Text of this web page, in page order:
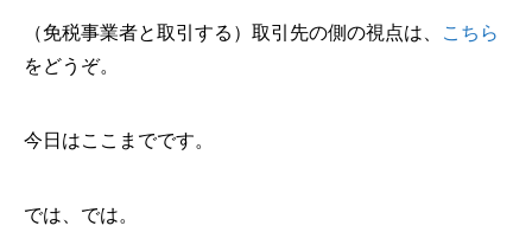
（免税事業者と取引する）取引先の側の視点は、
こちら
をどうぞ。
今日はここまでです。
では、では。